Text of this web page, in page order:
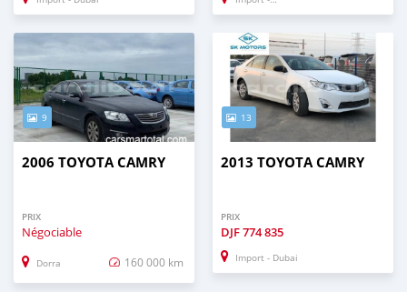
9
2006 TOYOTA CAMRY
PRIX
Négociable
Dorra 160 000 km
13
2013 TOYOTA CAMRY
PRIX
DJF774 835
Import - Dubai